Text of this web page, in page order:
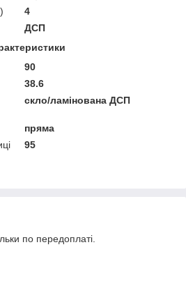
4
ДСП
90
38.6
скло/ламінована ДСП
пряма
95
по передоплаті.